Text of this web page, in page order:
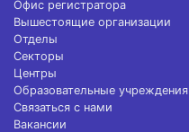
Офис регистратора
Вышестоящие организации
Отделы
Секторы
Центры
Образовательные учреждения
Связаться с нами
Вакансии